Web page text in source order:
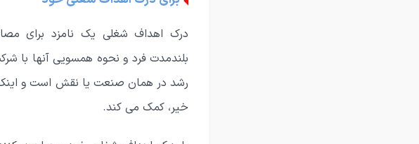
درک اهداف شغلی یک نامزد برای
بلندمدت فرد و نحوه همسویی آنها با
رشد در همان صنعت یا نقش است و اینکه
خیر، کمک می کند.